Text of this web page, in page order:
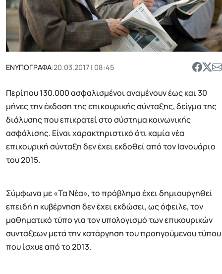
ΕΝΥΠΟΓΡΑΦΑ|20.03.2017 | 08:45
Περίπου 130.000 ασφαλισμένοι αναμένουν έως και 30
μήνες την έκδοση της επικουρικής σύνταξης, δείγμα της
διάλυσης που επικρατεί στο σύστημα κοινωνικής
ασφάλισης. Είναι χαρακτηριστικό ότι καμία νέα
επικουρική σύνταξη δεν έχει εκδοθεί από τον Ιανουάριο
του 2015.
Σύμφωνα με «Τα Νέα», το πρόβλημα έχει δημιουργηθεί
επειδή η κυβέρνηση δεν έχει εκδώσει, ως όφειλε, τον
μαθηματικό τύπο για τον υπολογισμό των επικουρικών
συντάξεων μετά την κατάργηση του προηγούμενου τύπου
που ίσχυε από το 2013.